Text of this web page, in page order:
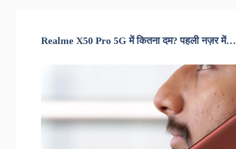
Realme X50 Pro 5G में कितना दम? पहली नज़र में…